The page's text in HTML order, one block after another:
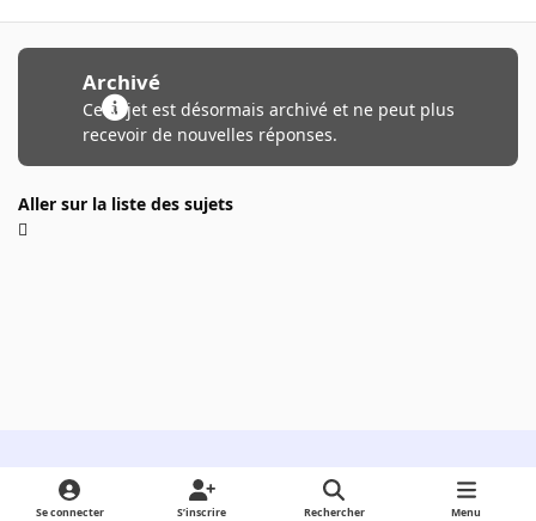
Archivé
Ce sujet est désormais archivé et ne peut plus
recevoir de nouvelles réponses.
Aller sur la liste des sujets
Light ModeDark ModeSystem Preference
Se connecter S’inscrire Rechercher Menu